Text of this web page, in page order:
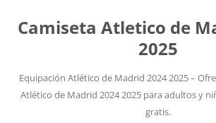
Camiseta Atletico de
2025
Equipación Atlético de Madrid 2024 2025 –
Atlético de Madrid 2024 2025 para adultos y
gratis.